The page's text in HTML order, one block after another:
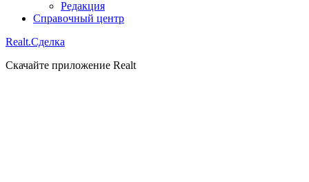
Редакция
Справочный центр
Realt.Сделка
Скачайте приложение Realt